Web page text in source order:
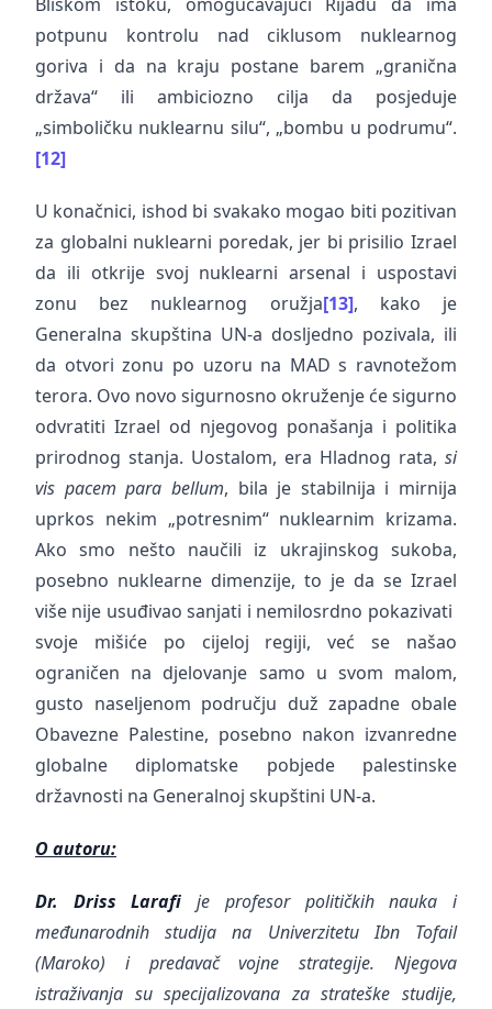
potpunu kontrolu nad ciklusom nuklearnog
goriva i da na kraju postane barem „granična
država“ ili ambiciozno cilja da posjeduje
„simboličku nuklearnu silu“, „bombu u podrumu“.
[12]
U konačnici, ishod bi svakako mogao biti pozitivan
za globalni nuklearni poredak, jer bi prisilio Izrael
da ili otkrije svoj nuklearni arsenal i uspostavi
zonu bez nuklearnog oružja[13], kako je
Generalna skupština UN-a dosljedno pozivala, ili
da otvori zonu po uzoru na MAD s ravnotežom
terora. Ovo novo sigurnosno okruženje će sigurno
odvratiti Izrael od njegovog ponašanja i politika
prirodnog stanja. Uostalom, era Hladnog rata, si
vis pacem para bellum, bila je stabilnija i mirnija
uprkos nekim „potresnim“ nuklearnim krizama.
Ako smo nešto naučili iz ukrajinskog sukoba,
posebno nuklearne dimenzije, to je da se Izrael
više nije usuđivao sanjati i nemilosrdno pokazivati ​​
svoje mišiće po cijeloj regiji, već se našao
ograničen na djelovanje samo u svom malom,
gusto naseljenom području duž zapadne obale
Obavezne Palestine, posebno nakon izvanredne
globalne diplomatske pobjede palestinske
državnosti na Generalnoj skupštini UN-a.
O autoru:
Dr. Driss Larafi je profesor političkih nauka i
međunarodnih studija na Univerzitetu Ibn Tofail
(Maroko) i predavač vojne strategije. Njegova
istraživanja su specijalizovana za strateške studije,